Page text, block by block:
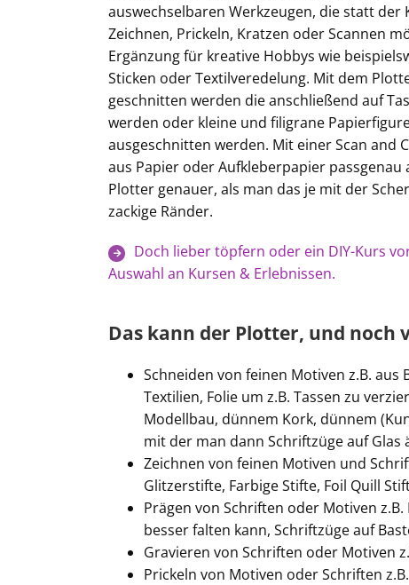
auswechselbaren Werkzeugen, die statt
Zeichnen, Prickeln, Kratzen oder Scannen
Ergänzung für kreative Hobbys wie
Sticken oder Textilveredelung. Mit dem
geschnitten werden die anschließend auf
werden oder kleine und filigrane
ausgeschnitten werden. Mit einer Scan and
aus Papier oder Aufkleberpapier
Plotter genauer, als man das je mit der
zackige Ränder.
Doch lieber töpfern oder ein DIY-Kurs
Auswahl an Kursen & Erlebnissen.
Das kann der Plotter, und noch
Schneiden von feinen Motiven z.B.
Textilien, Folie um z.B. Tassen zu
Modellbau, dünnem Kork, dünnem
mit der man dann Schriftzüge auf Glas
Zeichnen von feinen Motiven und
Glitzerstifte, Farbige Stifte, Foil Quill
Prägen von Schriften oder Motiven
besser falten kann, Schriftzüge auf
Gravieren von Schriften oder Motiven
Prickeln von Motiven oder Schriften